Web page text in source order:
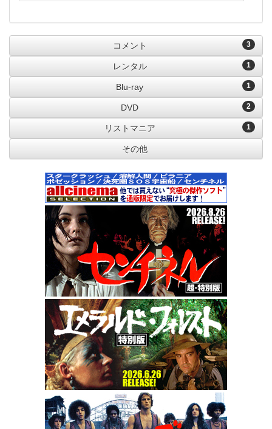
3
コメント
1
レンタル
1
Blu-ray
2
DVD
1
リストマニア
その他